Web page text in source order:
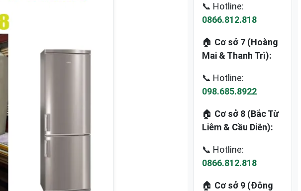
📞 Hotline:
0866.812.818
🏠 Cơ sở 7 (Hoàng
Mai & Thanh Trì):
📞 Hotline:
098.685.8922
🏠 Cơ sở 8 (Bắc Từ
Liêm & Cầu Diễn):
📞 Hotline:
0866.812.818
🏠 Cơ sở 9 (Đông